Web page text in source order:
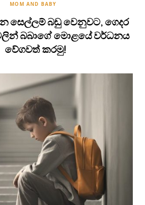
MOM AND BABY
සෙල්ලම් බඩු වෙනුවට, ගෙදර
බබාගේ මොළයේ වර්ධනය
වේගවත් කරමු!